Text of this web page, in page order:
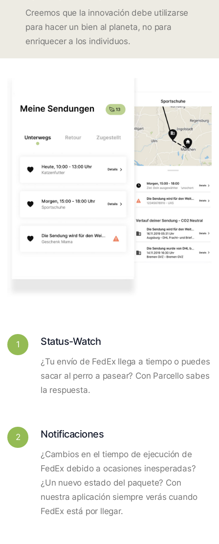
Creemos que la innovación debe utilizarse
para hacer un bien al planeta, no para
enriquecer a los individuos.
1 Status-Watch
¿Tu envío de FedEx llega a tiempo o puedes
sacar al perro a pasear? Con Parcello sabes
la respuesta.
2 Notificaciones
¿Cambios en el tiempo de ejecución de
FedEx debido a ocasiones inesperadas?
¿Un nuevo estado del paquete? Con
nuestra aplicación siempre verás cuando
FedEx está por llegar.